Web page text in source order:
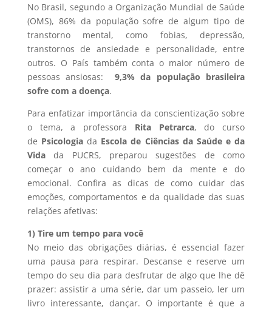
No Brasil, segundo a Organização Mundial de Saúde
(OMS), 86% da população sofre de algum tipo de
transtorno mental, como fobias, depressão,
transtornos de ansiedade e personalidade, entre
outros. O País também conta o maior número de
pessoas ansiosas: 9,3% da população brasileira
sofre com a doença.
Para enfatizar importância da conscientização sobre
o tema, a professora Rita Petrarca, do curso
de Psicologiada Escola de Ciências da Saúde e da
Vidada PUCRS, preparou sugestões de como
começar o ano cuidando bem da mente e do
emocional. Confira as dicas de como cuidar das
emoções, comportamentos e da qualidade das suas
relações afetivas:
1) Tire um tempo para você
No meio das obrigações diárias, é essencial fazer
uma pausa para respirar. Descanse e reserve um
tempo do seu dia para desfrutar de algo que lhe dê
prazer: assistir a uma série, dar um passeio, ler um
livro interessante, dançar. O importante é que a